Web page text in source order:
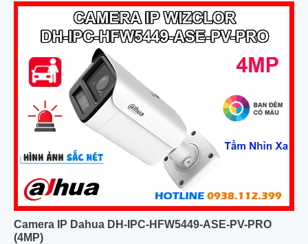
thanh rõ ràng nhờ trang bị micro
Camera IP Dahua DH-IPC-HFW5449-ASE-PV-PRO
(4MP)